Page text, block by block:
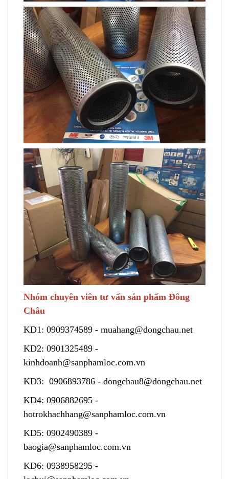
Nhóm chuyên viên tư vấn sản phẩm Đông
Châu
KD1: 0909374589 - muahang@dongchau.net
KD2: 0901325489 -
kinhdoanh@sanphamloc.com.vn
KD3: 0906893786 - dongchau8@dongchau.net
KD4: 0906882695 -
hotrokhachhang@sanphamloc.com.vn
KD5: 0902490389 -
baogia@sanphamloc.com.vn
KD6: 0938958295 -